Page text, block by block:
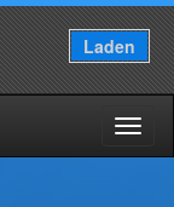
Laden